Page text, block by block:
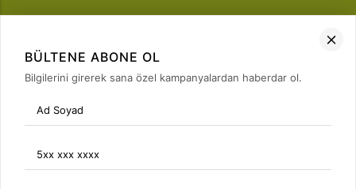
FIRSATLARI YAKALA
Bülten Üyeliği
arrow_forward
BÜLTENE ABONE OL
Bilgilerini girerek sana özel kampanyalardan haberdar ol.